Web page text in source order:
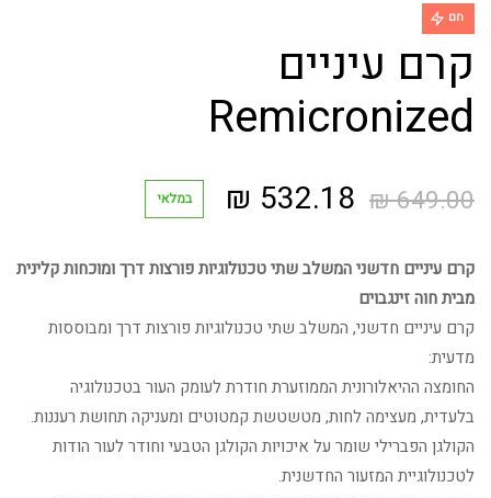
קרם עיניים
Remicronized
חם
649.00
₪ המחיר
המקורי
היה:
532.18
₪ המחיר
הנוכחי
במלאי
קרם עיניים חדשני המשלב שתי טכנולוגיות פורצות דרך ומוכחות קלינית
מבית חוה זינגבוים
קרם עיניים חדשני, המשלב שתי טכנולוגיות פורצות דרך ומבוססות
מדעית:
החומצה ההיאלורונית הממוזערת חודרת לעומק העור בטכנולוגיה
בלעדית, מעצימה לחות, מטשטשת קמטוטים ומעניקה תחושת רעננות.
הקולגן הפברילי שומר על איכויות הקולגן הטבעי וחודר לעור הודות
לטכנולוגיית המזעור החדשנית.